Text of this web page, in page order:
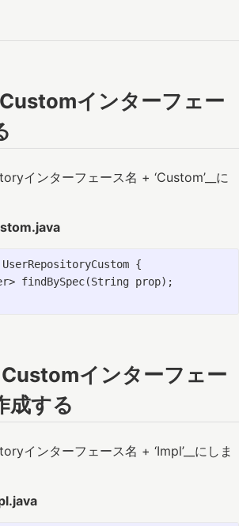
インターフェー
インターフェース名 + ‘Custom’__に
{
findBySpec(String prop);
インターフェー
成する
インターフェース名 + ‘Impl’__にしま